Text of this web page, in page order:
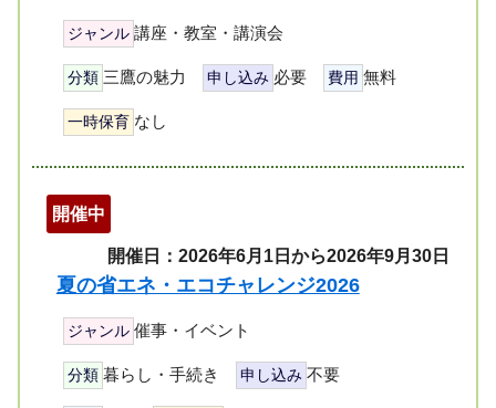
ジャンル 講座・教室・講演会
分類 三鷹の魅力 申し込み 必要 費用 無料
一時保育 なし
開催中
開催日：2026年6月1日から2026年9月30日
夏の省エネ・エコチャレンジ2026
ジャンル 催事・イベント
分類 暮らし・手続き 申し込み 不要